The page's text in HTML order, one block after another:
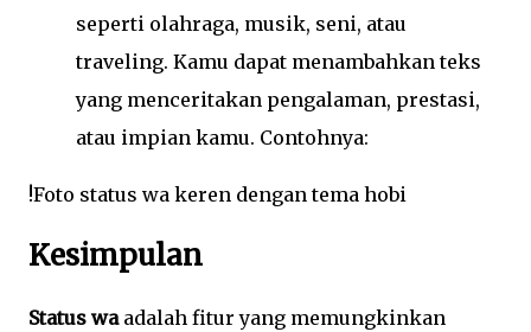
seperti olahraga, musik, seni, atau
traveling. Kamu dapat menambahkan teks
yang menceritakan pengalaman, prestasi,
atau impian kamu. Contohnya:
!Foto status wa keren dengan tema hobi
Kesimpulan
Status waadalah fitur yang memungkinkan